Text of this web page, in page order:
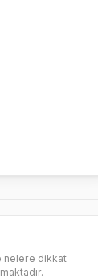
nelere dikkat